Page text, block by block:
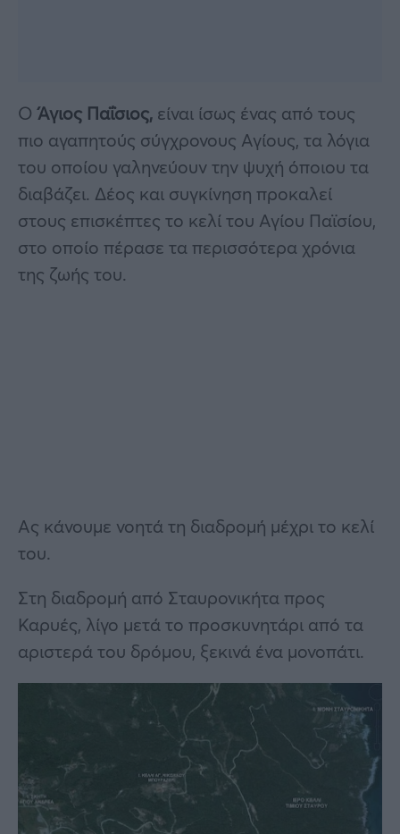
Ο Άγιος Παΐσιος, είναι ίσως ένας από τους
πιο αγαπητούς σύγχρονους Αγίους, τα λόγια
του οποίου γαληνεύουν την ψυχή όποιου τα
διαβάζει. Δέος και συγκίνηση προκαλεί
στους επισκέπτες το κελί του Αγίου Παϊσίου,
στο οποίο πέρασε τα περισσότερα χρόνια
της ζωής του.
Ας κάνουμε νοητά τη διαδρομή μέχρι το κελί
του.
Στη διαδρομή από Σταυρονικήτα προς
Καρυές, λίγο μετά το προσκυνητάρι από τα
αριστερά του δρόμου, ξεκινά ένα μονοπάτι.